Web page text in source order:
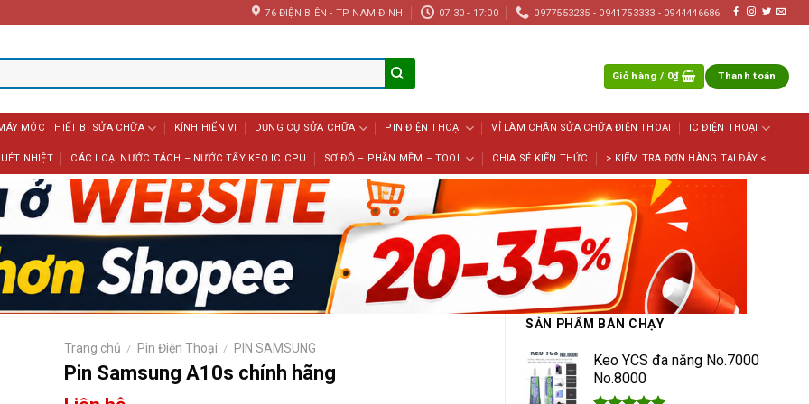
76 ĐIỆN BIÊN - TP NAM ĐỊNH 07:30 - 17:00 0977553235 - 0941753333 - 0944446686
Giỏ hàng / 0₫ Thanh toán
MÓC THIẾT BỊ SỬA CHỮA KÍNH HIỂN VI DỤNG CỤ SỬA CHỮA PIN ĐIỆN THOẠI VỈ LÀM CHÂN SỬA CHỮA ĐIỆN THOẠI IC ĐIỆN THOẠI
NHIỆT CÁC LOẠI NƯỚC TÁCH – NƯỚC TẨY KEO IC CPU SƠ ĐỒ – PHẦN MỀM – TOOL CHIA SẺ KIẾN THỨC > KIỂM TRA ĐƠN HÀNG TẠI ĐÂY <
SẢN PHẨM BÁN CHẠY
Keo YCS đa năng No.7000
No.8000
Trang chủ / Pin Điện Thoại / PIN SAMSUNG
Pin Samsung A10s chính hãng